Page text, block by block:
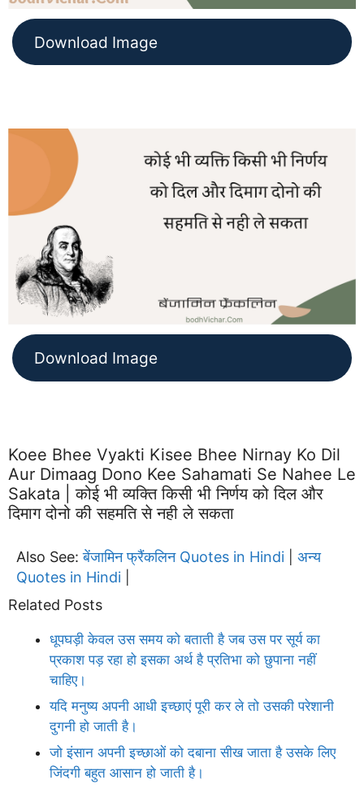
Download Image
Download Image
Koee Bhee Vyakti Kisee Bhee Nirnay Ko Dil
Aur Dimaag Dono Kee Sahamati Se Nahee Le
Sakata | कोई भी व्यक्ति किसी भी निर्णय को दिल और
दिमाग दोनो की सहमति से नही ले सकता
Also See:बेंजामिन फ्रैंकलिन Quotes in Hindi
अन्य
Quotes in Hindi
Related Posts
धूपघड़ी केवल उस समय को बताती है जब उस पर सूर्य का
प्रकाश पड़ रहा हो इसका अर्थ है प्रतिभा को छुपाना नहीं
चाहिए।
यदि मनुष्य अपनी आधी इच्छाएं पूरी कर ले तो उसकी परेशानी
दुगनी हो जाती है।
जो इंसान अपनी इच्छाओं को दबाना सीख जाता है उसके लिए
जिंदगी बहुत आसान हो जाती है।